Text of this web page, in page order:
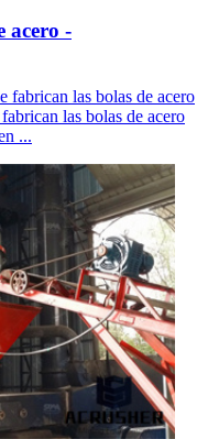
acero -
fabrican las bolas de acero
las bolas de acero
...